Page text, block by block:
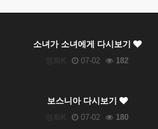
소녀가 소녀에게 다시보기
07-02 182
보스니아 다시보기
07-02 180